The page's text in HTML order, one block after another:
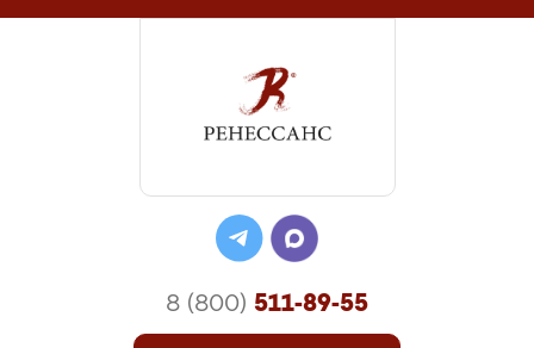
8 (800) 511-89-55